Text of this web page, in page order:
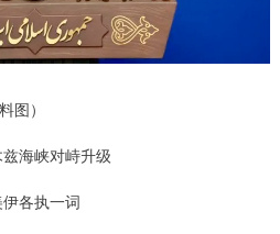
图）
海峡对峙升级
伊各执一词